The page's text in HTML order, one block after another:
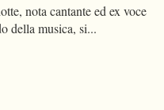
ed ex voce dei Matia
si...